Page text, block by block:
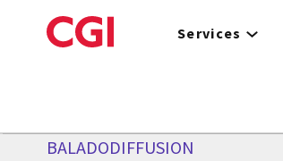
to
Services
BALADODIFFUSION